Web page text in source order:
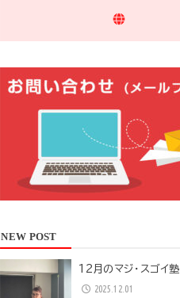
NEW POST
12月のマジ・スゴイ塾
2025.12.01